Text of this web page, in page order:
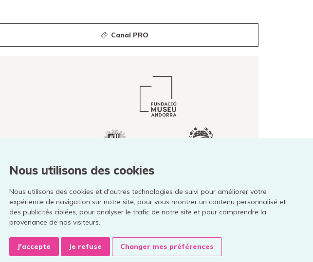
Nous utilisons des cookies
Nous utilisons des cookies et d'autres technologies de suivi pour améliorer votre
expérience de navigation sur notre site, pour vous montrer un contenu personnalisé et
des publicités ciblées, pour analyser le trafic de notre site et pour comprendre la
provenance de nos visiteurs.
J'accepte Je refuse Changer mes préférences
Canal PRO
Mentions légales
Politique de confidentialité